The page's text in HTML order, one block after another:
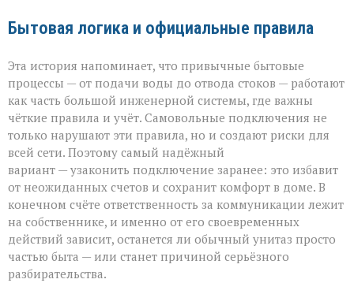
Бытовая логика и официальные правила
Эта история напоминает, что привычные бытовые
процессы — от подачи воды до отвода стоков — работают
как часть большой инженерной системы, где важны
чёткие правила и учёт. Самовольные подключения не
только нарушают эти правила, но и создают риски для
всей сети. Поэтому самый надёжный
вариант — узаконить подключение заранее: это избавит
от неожиданных счетов и сохранит комфорт в доме. В
конечном счёте ответственность за коммуникации лежит
на собственнике, и именно от его своевременных
действий зависит, останется ли обычный унитаз просто
частью быта — или станет причиной серьёзного
разбирательства.